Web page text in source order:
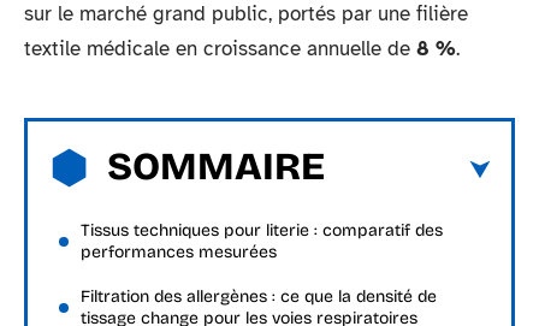
sur le marché grand public, portés par une filière
textile médicale en croissance annuelle de 8 %.
SOMMAIRE
Tissus techniques pour literie : comparatif des
performances mesurées
Filtration des allergènes : ce que la densité de
tissage change pour les voies respiratoires